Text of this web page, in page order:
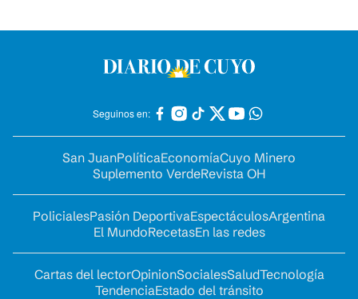
Seguinos en:
San JuanPolíticaEconomíaCuyo Minero
Suplemento VerdeRevista OH
PolicialesPasión DeportivaEspectáculosArgentina
El MundoRecetasEn las redes
Cartas del lectorOpinionSocialesSaludTecnología
TendenciaEstado del tránsito